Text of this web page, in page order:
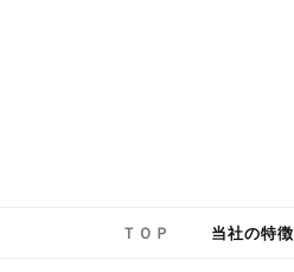
ＴＯＰ 当社の特徴